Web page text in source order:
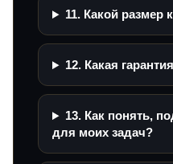
11. Какой размер
12. Какая
13. Как понять,
для моих задач?